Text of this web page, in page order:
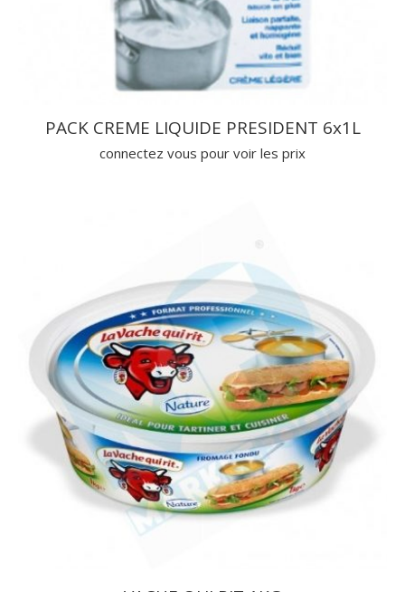
PACK CREME LIQUIDE PRESIDENT 6x1L
connectez vous pour voir les prix